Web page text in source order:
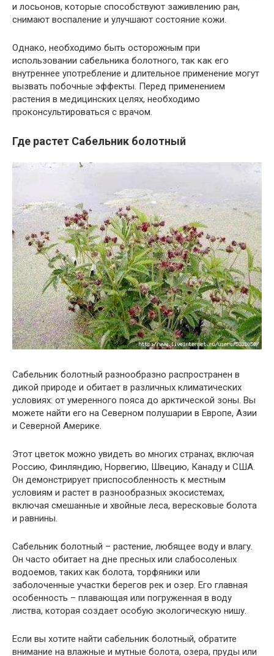
и лосьонов, которые способствуют заживлению ран,
снимают воспаление и улучшают состояние кожи.
Однако, необходимо быть осторожным при
использовании сабельника болотного, так как его
внутреннее употребление и длительное применение могут
вызвать побочные эффекты. Перед применением
растения в медицинских целях, необходимо
проконсультироваться с врачом.
Где растет Сабельник болотный
Сабельник болотный разнообразно распространен в
дикой природе и обитает в различных климатических
условиях: от умеренного пояса до арктической зоны. Вы
можете найти его на Северном полушарии в Европе, Азии
и Северной Америке.
Этот цветок можно увидеть во многих странах, включая
Россию, Финляндию, Норвегию, Швецию, Канаду и США.
Он демонстрирует приспособленность к местным
условиям и растет в разнообразных экосистемах,
включая смешанные и хвойные леса, вересковые болота
и равнины.
Сабельник болотный – растение, любящее воду и влагу.
Он часто обитает на дне пресных или слабосоленых
водоемов, таких как болота, торфяники или
заболоченные участки берегов рек и озер. Его главная
особенность – плавающая или погруженная в воду
листва, которая создает особую экологическую нишу.
Если вы хотите найти сабельник болотный, обратите
внимание на влажные и мутные болота, озера, пруды или